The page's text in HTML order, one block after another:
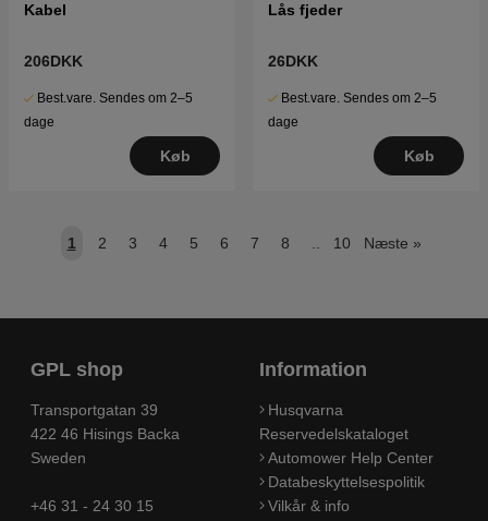
Kabel
206DKK
Best.vare. Sendes om 2–5
dage
Køb
Lås fjeder
26DKK
Best.vare. Sendes om 2–5
dage
Køb
1 2 3 4 5 6 7 8 .. 10 Næste »
GPL shop
Transportgatan 39
422 46 Hisings Backa
Sweden
+46 31 - 24 30 15
Information
Husqvarna
Reservedelskataloget
Automower Help Center
Databeskyttelsespolitik
Vilkår & info